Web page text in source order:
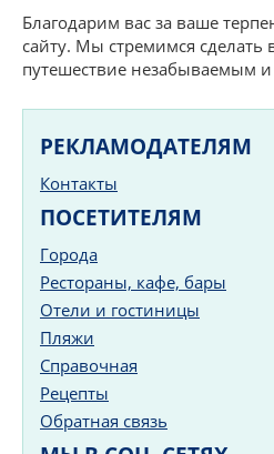
Благодарим вас за ваше
сайту. Мы стремимся
путешествие незабываемым
РЕКЛАМОДАТЕЛЯМ
Контакты
ПОСЕТИТЕЛЯМ
Города
Рестораны, кафе, бары
Отели и гостиницы
Пляжи
Справочная
Рецепты
Обратная связь